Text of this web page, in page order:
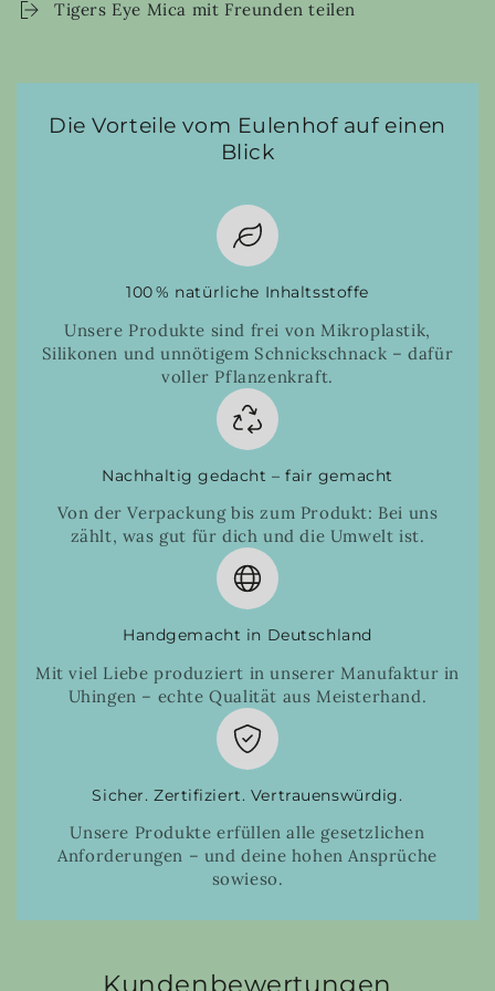
Tigers Eye Mica mit Freunden teilen
Die Vorteile vom Eulenhof auf einen
Blick
100 % natürliche Inhaltsstoffe
Unsere Produkte sind frei von Mikroplastik,
Silikonen und unnötigem Schnickschnack – dafür
voller Pflanzenkraft.
Nachhaltig gedacht – fair gemacht
Von der Verpackung bis zum Produkt: Bei uns
zählt, was gut für dich und die Umwelt ist.
Handgemacht in Deutschland
Mit viel Liebe produziert in unserer Manufaktur in
Uhingen – echte Qualität aus Meisterhand.
Sicher. Zertifiziert. Vertrauenswürdig.
Unsere Produkte erfüllen alle gesetzlichen
Anforderungen – und deine hohen Ansprüche
sowieso.
Kundenbewertungen